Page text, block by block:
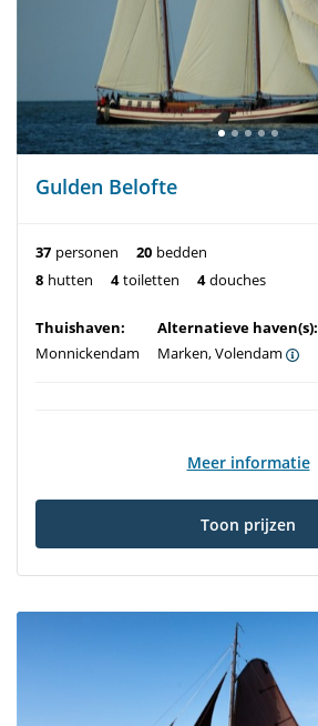
Gulden Belofte
37 personen 20 bedden
8 hutten 4 toiletten 4 douches
Thuishaven:
Monnickendam
Alternatieve haven(s):
Marken, Volendam
Meer informatie
Toon prijzen